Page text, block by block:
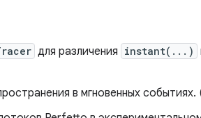
для различения instant(...)
в мгновенных событиях.